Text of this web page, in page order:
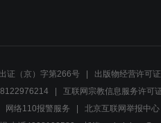
证（京）字第266号
出版物经营许可
互联网宗教信息服务许可
网络110报警服务 北京互联网举报中心